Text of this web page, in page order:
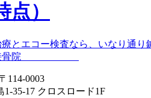
点）
114-0003
35-17 クロスロード1F